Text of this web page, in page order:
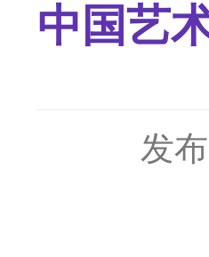
中国艺
发